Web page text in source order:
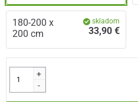
180-200 x
200 cm
skladom
33,90 €
+
-